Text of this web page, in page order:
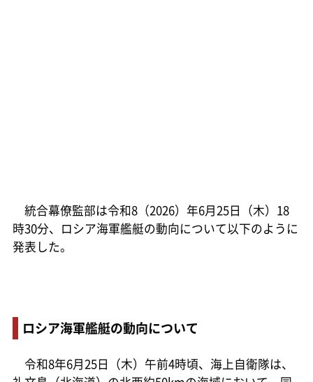
統合幕僚監部は令和8（2026）年6月25日（木）18
時30分、ロシア海軍艦艇の動向について以下のように
発表した。
ロシア海軍艦艇の動向について
令和8年6月25日（木）午前4時頃、海上自衛隊は、